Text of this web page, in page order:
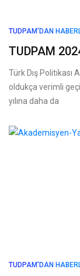
TUDPAM'DAN
TUDPAM
Türk Dış Politikası
oldukça verimli
yılına daha da
TUDPAM'DAN